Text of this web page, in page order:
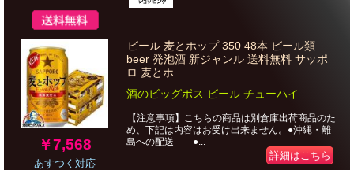
￥7,568
あすつく対応
ビール 麦とホップ 350 48本 ビール類
beer 発泡酒 新ジャンル 送料無料 サッポ
ロ 麦とホ...
酒のビッグボス ビール チューハイ
【注意事項】こちらの商品は別倉庫出荷商品のた
め、下記は内容はお受け出来ません。●沖縄・離
島への配送 ●...
詳細はこちら